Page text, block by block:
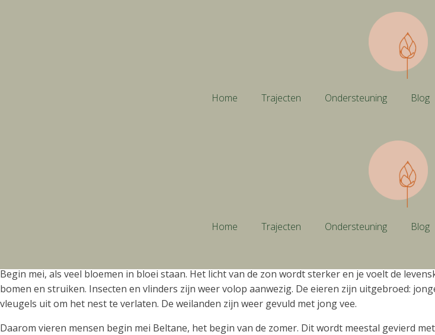
Home Trajecten Ondersteuning Blog
Home Trajecten Ondersteuning Blog
Begin mei, als veel bloemen in bloei staan. Het licht van de zon wordt sterker en je voelt de
bomen en struiken. Insecten en vlinders zijn weer volop aanwezig. De eieren zijn uitgebroed:
vleugels uit om het nest te verlaten. De weilanden zijn weer gevuld met jong vee.
Daarom vieren mensen begin mei Beltane, het begin van de zomer. Dit wordt meestal gevierd